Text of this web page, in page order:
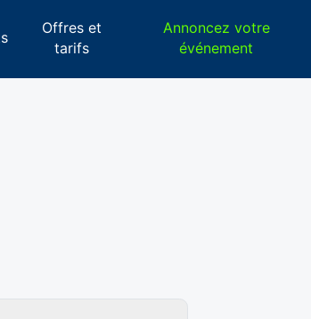
Offres et
tarifs
Annoncez votre
événement